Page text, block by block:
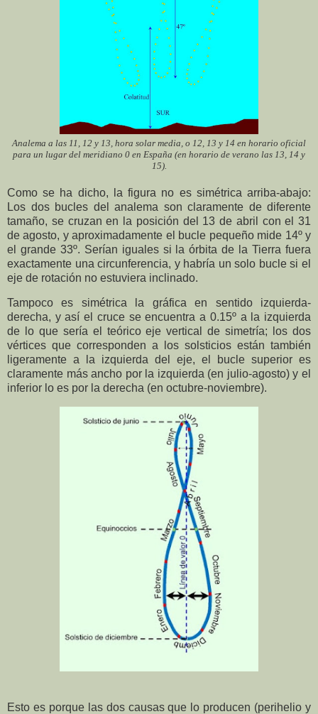
Analema a las 11, 12 y 13, hora solar media, o 12, 13 y 14 en horario oficial
para un lugar del meridiano 0 en España (en horario de verano las 13, 14 y
15).
Como se ha dicho, la figura no es simétrica arriba-abajo:
Los dos bucles del analema son claramente de diferente
tamaño, se cruzan en la posición del 13 de abril con el 31
de agosto, y aproximadamente el bucle pequeño mide 14º y
el grande 33º. Serían iguales si la órbita de la Tierra fuera
exactamente una circunferencia, y habría un solo bucle si el
eje de rotación no estuviera inclinado.
Tampoco es simétrica la gráfica en sentido izquierda-
derecha, y así el cruce se encuentra a 0.15º a la izquierda
de lo que sería el teórico eje vertical de simetría; los dos
vértices que corresponden a los solsticios están también
ligeramente a la izquierda del eje, el bucle superior es
claramente más ancho por la izquierda (en julio-agosto) y el
inferior lo es por la derecha (en octubre-noviembre).
Esto es porque las dos causas que lo producen (perihelio y